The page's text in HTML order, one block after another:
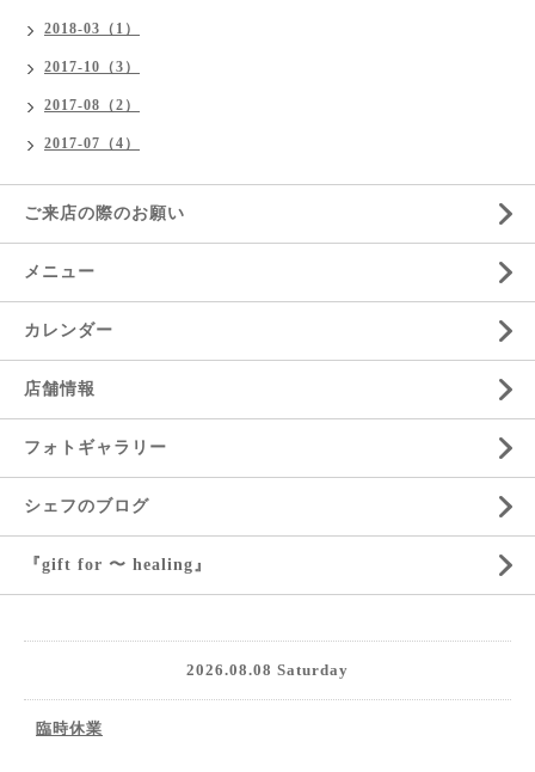
2018-03（1）
2017-10（3）
2017-08（2）
2017-07（4）
ご来店の際のお願い
メニュー
カレンダー
店舗情報
フォトギャラリー
シェフのブログ
『gift for 〜 healing』
2026.08.08 Saturday
臨時休業